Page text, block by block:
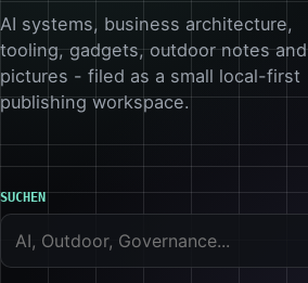
AI systems, business architecture,
tooling, gadgets, outdoor notes and
pictures - filed as a small local-first
publishing workspace.
SUCHEN